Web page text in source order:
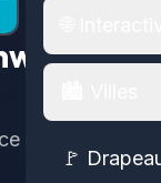
🚩
et des